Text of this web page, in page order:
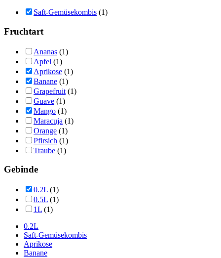
Saft-Gemüsekombis (1)
Fruchtart
Ananas (1)
Apfel (1)
Aprikose (1)
Banane (1)
Grapefruit (1)
Guave (1)
Mango (1)
Maracuja (1)
Orange (1)
Pfirsich (1)
Traube (1)
Gebinde
0.2L (1)
0.5L (1)
1L (1)
0.2L
Saft-Gemüsekombis
Aprikose
Banane